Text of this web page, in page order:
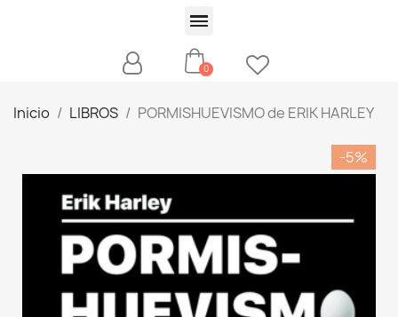
Inicio LIBROS PORMISHUEVISMO de ERIK HARLEY
-5%